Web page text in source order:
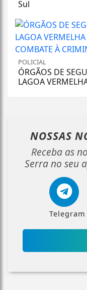
Sul
POLICIAL
ÓRGÃOS DE
LAGOA
NOSSAS
Receba as
Serra no seu
Telegram